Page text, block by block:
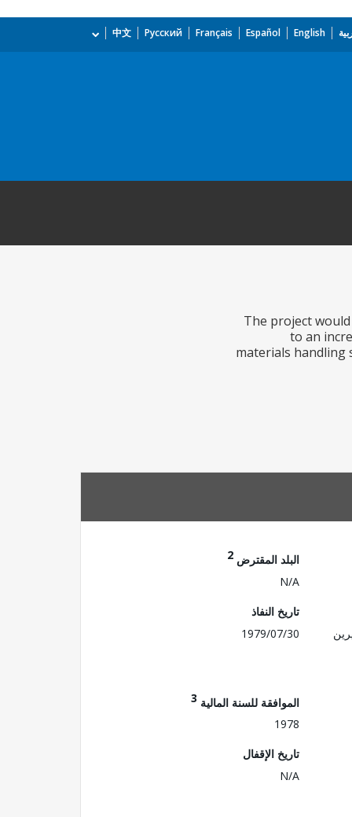
English
Español
Français
Русский
中文
The project
to an
materials handling
البلد المقترض 2
N/A
تاريخ النفاذ
1979/07/30
الموافقة للسنة المالية 3
1978
تاريخ الإقفال
N/A